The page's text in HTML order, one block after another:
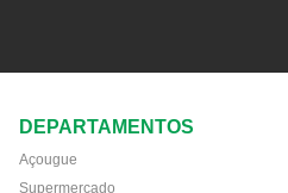
DEPARTAMENTOS
Açougue
Supermercado